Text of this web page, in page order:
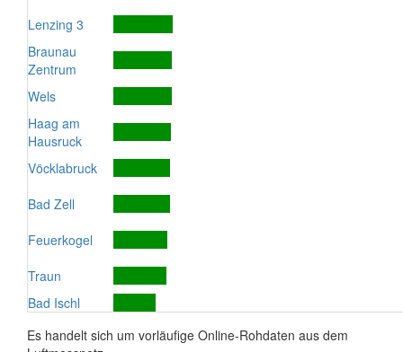
Lenzing 3
Braunau
Zentrum
Wels
Haag am
Hausruck
Vöcklabruck
Bad Zell
Feuerkogel
Traun
Bad Ischl
Es handelt sich um vorläufige Online-Rohdaten aus dem